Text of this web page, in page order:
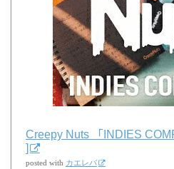
Creepy Nuts 「INDIES
]
posted with カエレバ